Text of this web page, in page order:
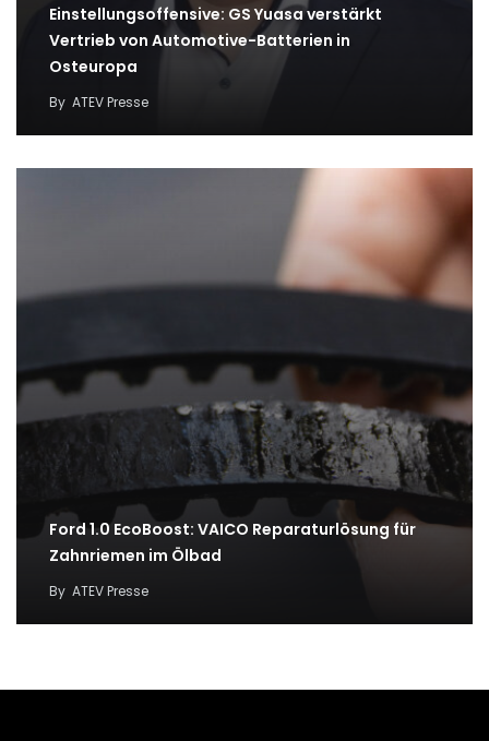
Einstellungsoffensive: GS Yuasa verstärkt
Vertrieb von Automotive-Batterien in
Osteuropa
By ATEV Presse
Ford 1.0 EcoBoost: VAICO Reparaturlösung für
Zahnriemen im Ölbad
By ATEV Presse